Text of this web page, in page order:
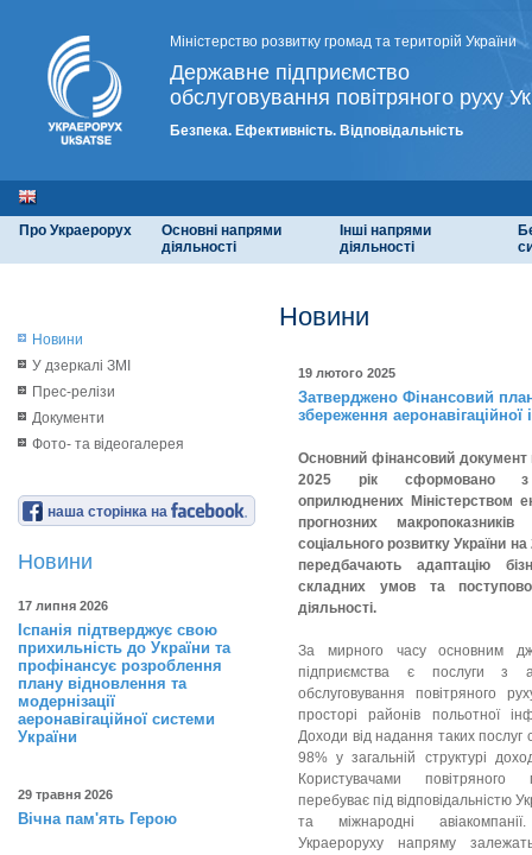
Міністерство розвитку громад та територій України
Державне підприємство
обслуговування повітряного руху
Безпека. Ефективність. Відповідальність
Про Украерорух
Основні напрями
діяльності
Інші напрями
діяльності
Новини
У дзеркалі ЗМІ
Прес-релізи
Документи
Фото- та відеогалерея
наша сторінка на
Новини
17 липня 2026
Іспанія підтверджує свою
прихильність до України та
профінансує розроблення
плану відновлення та
модернізації
аеронавігаційної системи
України
29 травня 2026
Вічна пам'ять Герою
Новини
19 лютого 2025
Затверджено Фінансовий
збереження
Основний фінансовий документ
2025 рік сформовано з
оприлюднених Міністерством
прогнозних макропоказників
соціального розвитку України
передбачають адаптацію
складних умов та
діяльності.
За мирного часу основним
підприємства є послуги з
обслуговування повітряного
просторі районів польотної
Доходи від надання таких послуг
98% у загальній структурі
Користувачами повітряного
перебуває під відповідальністю
та міжнародні
Украероруху напряму